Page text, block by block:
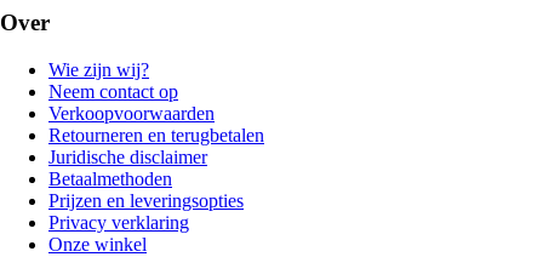
Over
Wie zijn wij?
Neem contact op
Verkoopvoorwaarden
Retourneren en terugbetalen
Juridische disclaimer
Betaalmethoden
Prijzen en leveringsopties
Privacy verklaring
Onze winkel